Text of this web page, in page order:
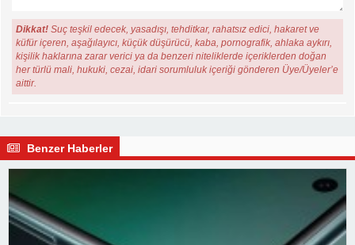
Dikkat! Suç teşkil edecek, yasadışı, tehditkar, rahatsız edici, hakaret ve
küfür içeren, aşağılayıcı, küçük düşürücü, kaba, pornografik, ahlaka aykırı,
kişilik haklarına zarar verici ya da benzeri niteliklerde içeriklerden doğan
her türlü mali, hukuki, cezai, idari sorumluluk içeriği gönderen Üye/Üyeler’e
aittir.
Benzer Haberler